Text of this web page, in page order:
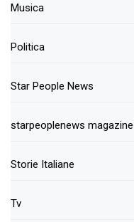
Musica
Politica
Star People News
starpeoplenews magazine
Storie Italiane
Tv